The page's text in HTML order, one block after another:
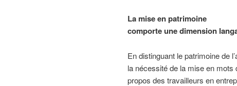
La mise en patrimoine
comporte une dimension
En distinguant le patrimoine de
la nécessité de la mise en mots
propos des travailleurs en